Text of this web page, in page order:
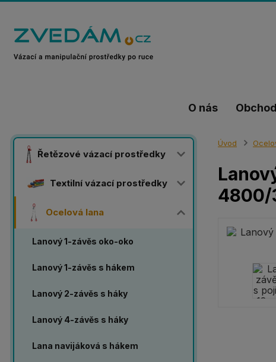
O nás
Řetězové vázací prostředky
Textilní vázací prostředky
Ocelová lana
Lanový 1-závěs oko-oko
Lanový 1-závěs s hákem
Lanový 2-závěs s háky
Lanový 4-závěs s háky
Lana navijáková s hákem
Úvod
4800/